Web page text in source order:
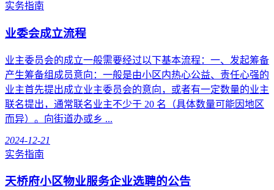
实务指南
业委会成立流程
业主委员会的成立一般需要经过以下基本流程：一、发起筹备
产生筹备组成员意向：一般是由小区内热心公益、责任心强的
业主首先提出成立业主委员会的意向，或者有一定数量的业主
联名提出，通常联名业主不少于 20 名（具体数量可能因地区
而异）。向街道办或乡 ...
2024-12-21
实务指南
天桥府小区物业服务企业选聘的公告